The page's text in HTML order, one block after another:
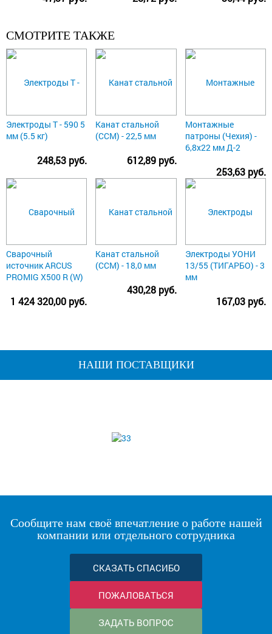
СМОТРИТЕ ТАКЖЕ
Электроды Т - 590 5
мм (5.5 кг)
248,53 руб.
Канат стальной
(ССМ) - 22,5 мм
612,89 руб.
Монтажные
патроны (Чехия) -
6,8х22 мм Д-2
253,63 руб.
Сварочный
источник ARCUS
PROMIG X500 R (W)
1 424 320,00 руб.
Канат стальной
(ССМ) - 18,0 мм
430,28 руб.
Электроды УОНИ
13/55 (ТИГАРБО) - 3
мм
167,03 руб.
НАШИ ПОСТАВЩИКИ
Сообщите нам своё впечатление о работе нашей
компании или отдельного сотрудника
СКАЗАТЬ СПАСИБО
ПОЖАЛОВАТЬСЯ
ЗАДАТЬ ВОПРОС